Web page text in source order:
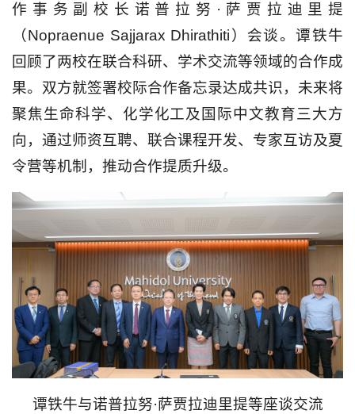
作事务副校长诺普拉努·萨贾拉迪里提
（Nopraenue Sajjarax Dhirathiti）会谈。谭铁牛
回顾了两校在联合科研、学术交流等领域的合作成
果。双方就签署校际合作备忘录达成共识，未来将
聚焦生命科学、化学化工及国际中文教育三大方
向，通过师资互聘、联合课程开发、专家互访及夏
令营等机制，推动合作提质升级。
谭铁牛与诺普拉努·萨贾拉迪里提等座谈交流